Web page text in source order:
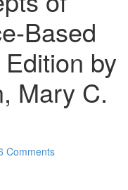
Based
by
Mary C.
Comments